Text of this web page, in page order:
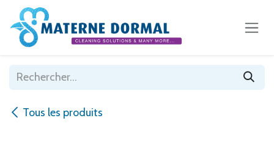
Se rendre au contenu
Tous les produits